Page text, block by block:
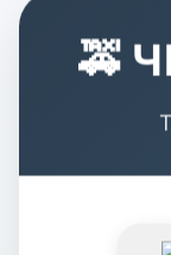
🚕